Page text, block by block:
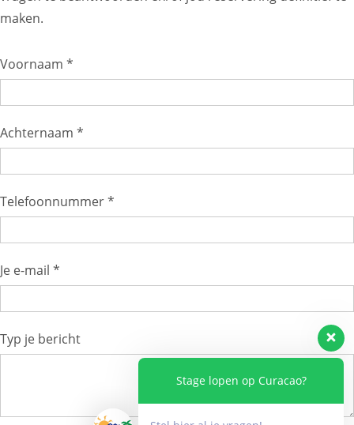
maken.
Voornaam *
Achternaam *
Telefoonnummer *
Je e-mail *
Typ je bericht
Stage lopen op Curacao?